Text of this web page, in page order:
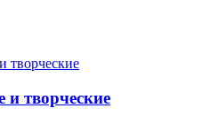
творческие